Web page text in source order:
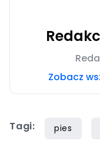
Zobacz
Tagi: pies